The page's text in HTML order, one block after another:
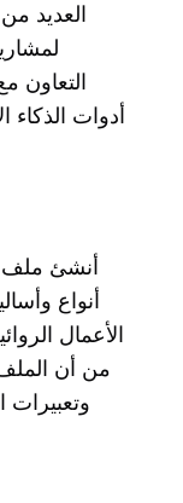
العديد
أدوات
أنشئ ملف
أنواع
الأعمال
من أن
وتعبيرات